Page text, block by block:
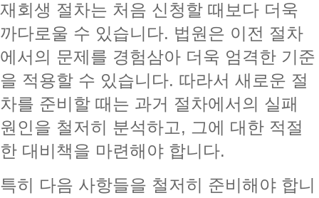
재회생 절차는 처음 신청할 때보다 더욱
까다로울 수 있습니다. 법원은 이전 절차
에서의 문제를 경험삼아 더욱 엄격한 기준
을 적용할 수 있습니다. 따라서 새로운 절
차를 준비할 때는 과거 절차에서의 실패
원인을 철저히 분석하고, 그에 대한 적절
한 대비책을 마련해야 합니다.
특히 다음 사항들을 철저히 준비해야 합니